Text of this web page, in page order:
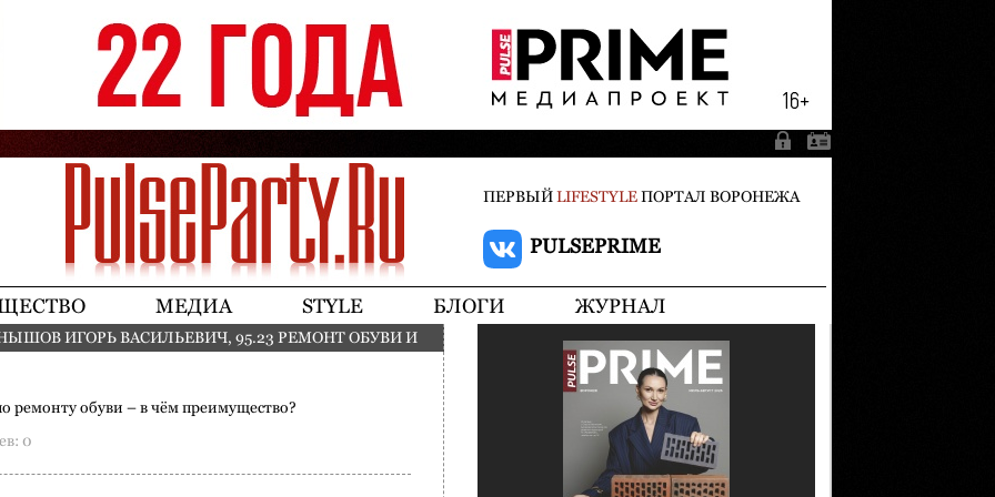
ПЕРВЫЙLIFESTYLEПОРТАЛ ВОРОНЕЖА
PULSEPRIME
МЕДИА STYLE БЛОГИ ЖУРНАЛ
ИГОРЬ ВАСИЛЬЕВИЧ, 95.23 РЕМОНТ ОБУВИ И
ремонту обуви – в чём преимущество?
0